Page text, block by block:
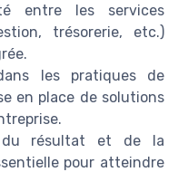
entre les services
trésorerie, etc.)
les pratiques de
en place de solutions
du résultat et de la
pour atteindre